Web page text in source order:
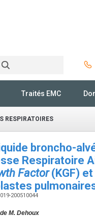
Traités EMC
RESPIRATOIRES
broncho-
Respiratoire
Factor(KGF) et
200510044
M. Dehoux